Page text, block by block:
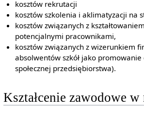
kosztów rekrutacji
kosztów szkolenia i aklimatyzacji na
kosztów związanych z
potencjalnymi pracownikami,
kosztów związanych z wizerunkiem
absolwentów szkół jako
społecznej przedsiębiorstwa).
Kształcenie zawodowe w